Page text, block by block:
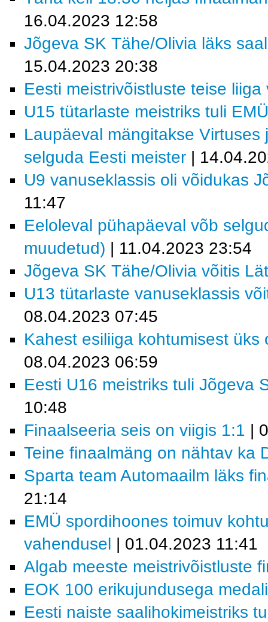
16.04.2023 12:58
Jõgeva SK Tähe/Olivia läks
15.04.2023 20:38
Eesti meistrivõistluste teise
U15 tütarlaste meistriks tuli
Laupäeval mängitakse
selguda Eesti meister |
U9 vanuseklassis oli võidukas
11:47
Eeloleval pühapäeval võb
muudetud) | 11.04.2023 23:54
Jõgeva SK Tähe/Olivia võitis
U13 tütarlaste vanuseklassis
08.04.2023 07:45
Kahest esiliiga kohtumisest
08.04.2023 06:59
Eesti U16 meistriks tuli Jõgeva
10:48
Finaalseeria seis on viigis 1:1 |
Teine finaalmäng on nähtav ka
Sparta team Automaailm läks
21:14
EMÜ spordihoones toimuv
vahendusel | 01.04.2023 11:41
Algab meeste meistrivõistluste
EOK 100 erikujundusega
Eesti naiste saalihokimeistriks